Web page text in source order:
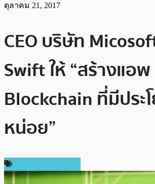
ตุลาคม 21, 2017
CEO บริษัท
Swift ให้ “สร้างแอพ
Blockchain ที่มีประ
หน่อย”